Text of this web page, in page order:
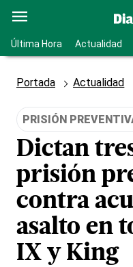
Última Hora Actualidad
Portada Actualidad
PRISIÓN
Dictan
prisión
contra
asalto en
IX y King